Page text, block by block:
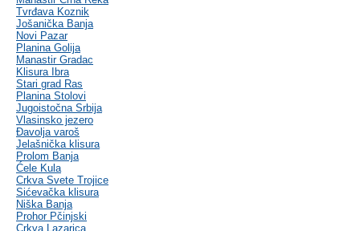
Tvrđava Koznik
Jošanička Banja
Novi Pazar
Planina Golija
Manastir Gradac
Klisura Ibra
Stari grad Ras
Planina Stolovi
Jugoistočna Srbija
Vlasinsko jezero
Đavolja varoš
Jelašnička klisura
Prolom Banja
Ćele Kula
Crkva Svete Trojice
Sićevačka klisura
Niška Banja
Prohor Pčinjski
Crkva Lazarica